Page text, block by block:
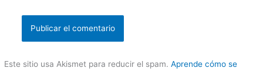
Este sitio usa Akismet para reducir el spam.Aprende cómo se